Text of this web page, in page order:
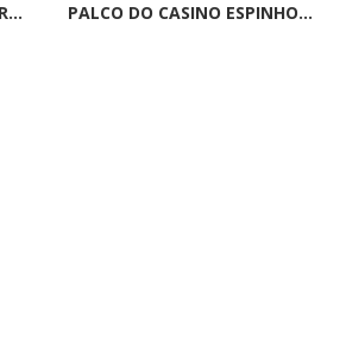
PALCO DO CASINO ESPINHO...